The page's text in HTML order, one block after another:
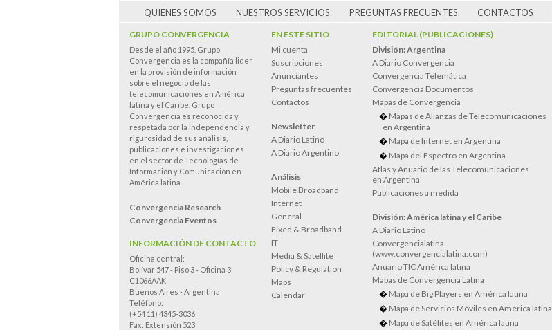
QUIÉNES SOMOS NUESTROS SERVICIOS PREGUNTAS FRECUENTES CONTACTOS
GRUPO CONVERGENCIA
Desde el año 1995, Grupo
Convergencia es la compañía lider
en la provisión de información
sobre el negocio de las
telecomunicaciones en América
latina y el Caribe. Grupo
Convergencia es reconocida y
respetada por la independencia y
rigurosidad de sus análisis,
publicaciones e investigaciones
en el sector de Tecnologías de
Información y Comunicación en
América latina.
Convergencia Research
Convergencia Eventos
INFORMACIÓN DE CONTACTO
Oficina central:
Bolívar 547 - Piso 3 - Oficina 3
C1066AAK
Buenos Aires - Argentina
Teléfono:
(+54 11) 4345-3036
Fax: Extensión 523
EN ESTE SITIO
Mi cuenta
Suscripciones
Anunciantes
Preguntas frecuentes
Contactos
Newsletter
A Diario Latino
A Diario Argentino
Análisis
Mobile Broadband
Internet
General
Fixed & Broadband
IT
Media & Satellite
Policy & Regulation
Maps
Calendar
EDITORIAL (PUBLICACIONES)
División: Argentina
A Diario Convergencia
Convergencia Telemática
Convergencia Documentos
Mapas de Convergencia
Mapas de Alianzas de Telecomunicaciones
en Argentina
Mapa de Internet en Argentina
Mapa del Espectro en Argentina
Atlas y Anuario de las Telecomunicaciones
en Argentina
Publicaciones a medida
División: América latina y el Caribe
A Diario Latino
Convergencialatina
(www.convergencialatina.com)
Anuario TIC América latina
Mapas de Convergencia Latina
Mapa de Big Players en América latina
Mapa de Servicios Móviles en América latina
Mapa de Satélites en América latina